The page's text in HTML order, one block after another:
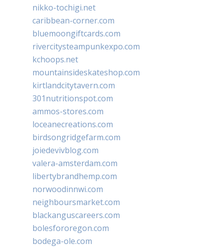
nikko-tochigi.net
caribbean-corner.com
bluemoongiftcards.com
rivercitysteampunkexpo.com
kchoops.net
mountainsideskateshop.com
kirtlandcitytavern.com
301nutritionspot.com
ammos-stores.com
loceanecreations.com
birdsongridgefarm.com
joiedevivblog.com
valera-amsterdam.com
libertybrandhemp.com
norwoodinnwi.com
neighboursmarket.com
blackanguscareers.com
bolesfororegon.com
bodega-ole.com